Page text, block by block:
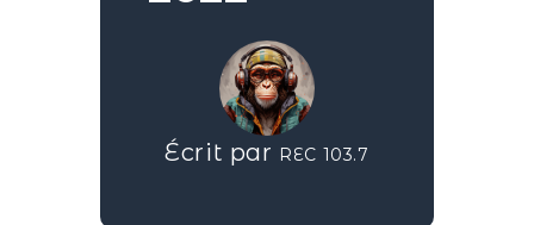
Écrit par REC 103.7